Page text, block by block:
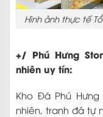
Hình ảnh thực tế
+/ Phú Hưng
nhiên uy tín:
Kho Đá Phú
nhiên, tranh đá tự